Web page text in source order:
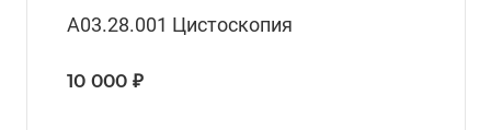
А03.28.001 Цистоскопия
10 000 ₽